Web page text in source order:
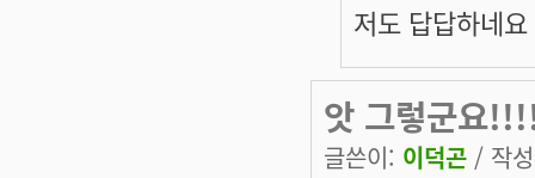
저도 답답하네
앗 그렇군요
글쓴이: 이덕곤 / 작